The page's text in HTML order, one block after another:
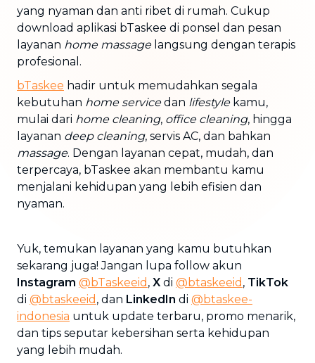
yang nyaman dan anti ribet di rumah. Cukup
download aplikasi bTaskee di ponsel dan pesan
layanan home massage langsung dengan terapis
profesional.
bTaskee hadir untuk memudahkan segala
kebutuhan home servicedan lifestyle kamu,
mulai dari home cleaning, office cleaning, hingga
layanan deep cleaning, servis AC, dan bahkan
massage. Dengan layanan cepat, mudah, dan
terpercaya, bTaskee akan membantu kamu
menjalani kehidupan yang lebih efisien dan
nyaman.
Yuk, temukan layanan yang kamu butuhkan
sekarang juga! Jangan lupa follow akun
Instagram @bTaskeeid , X di @btaskeeid , TikTok
di @btaskeeid , dan LinkedIn di @btaskee-
indonesia untuk update terbaru, promo menarik,
dan tips seputar kebersihan serta kehidupan
yang lebih mudah.